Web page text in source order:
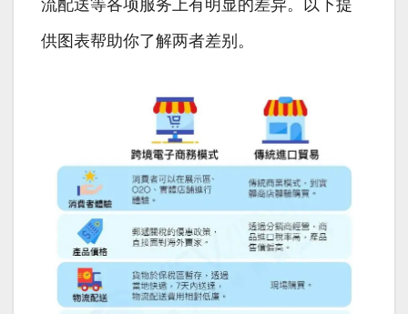
流配送等各项服务上有明显的差异。以下提
供图表帮助你了解两者差别。